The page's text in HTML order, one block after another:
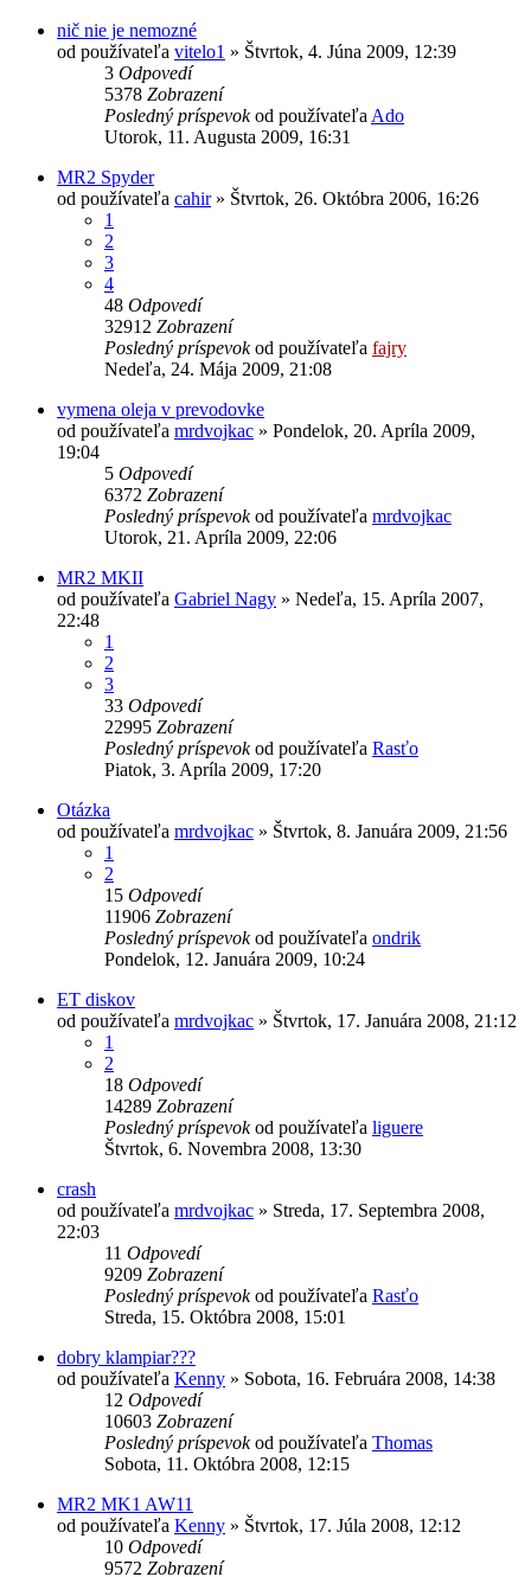
nič nie je nemozné
od používateľa vitelo1 » Štvrtok, 4. Júna 2009, 12:39
3 Odpovedí
5378 Zobrazení
Posledný príspevokod používateľa Ado
Utorok, 11. Augusta 2009, 16:31
MR2 Spyder
od používateľa cahir» Štvrtok, 26. Októbra 2006, 16:26
1
2
3
4
48 Odpovedí
32912 Zobrazení
Posledný príspevokod používateľa fajry
Nedeľa, 24. Mája 2009, 21:08
vymena oleja v prevodovke
od používateľa mrdvojkac » Pondelok, 20. Apríla 2009,
19:04
5 Odpovedí
6372 Zobrazení
Posledný príspevokod používateľa mrdvojkac
Utorok, 21. Apríla 2009, 22:06
MR2 MKII
od používateľa Gabriel Nagy » Nedeľa, 15. Apríla 2007,
22:48
1
2
3
33 Odpovedí
22995 Zobrazení
Posledný príspevokod používateľa Rasťo
Piatok, 3. Apríla 2009, 17:20
Otázka
od používateľa mrdvojkac » Štvrtok, 8. Januára 2009, 21:56
1
2
15 Odpovedí
11906 Zobrazení
Posledný príspevokod používateľa ondrik
Pondelok, 12. Januára 2009, 10:24
ET diskov
od používateľa mrdvojkac » Štvrtok, 17. Januára 2008, 21:12
1
2
18 Odpovedí
14289 Zobrazení
Posledný príspevokod používateľa liguere
Štvrtok, 6. Novembra 2008, 13:30
crash
od používateľa mrdvojkac » Streda, 17. Septembra 2008,
22:03
11 Odpovedí
9209 Zobrazení
Posledný príspevokod používateľa Rasťo
Streda, 15. Októbra 2008, 15:01
dobry klampiar???
od používateľa Kenny » Sobota, 16. Februára 2008, 14:38
12 Odpovedí
10603 Zobrazení
Posledný príspevokod používateľa Thomas
Sobota, 11. Októbra 2008, 12:15
MR2 MK1 AW11
od používateľa Kenny » Štvrtok, 17. Júla 2008, 12:12
10 Odpovedí
9572 Zobrazení